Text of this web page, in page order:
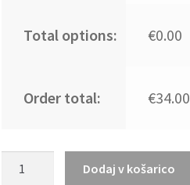
Total options: €0.00
Order total: €34.00
Dodaj v košarico